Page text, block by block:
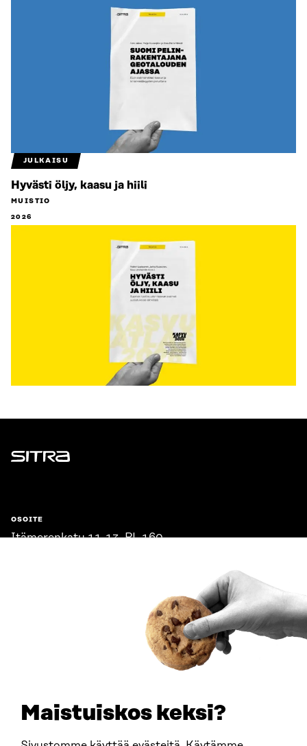
Maistuiskos keksi?
JULKAISU
Hyvästi öljy, kaasu ja hiili
MUISTIO
2026
Sitra
OSOITE
Itämerenkatu 11-13, PL 160,